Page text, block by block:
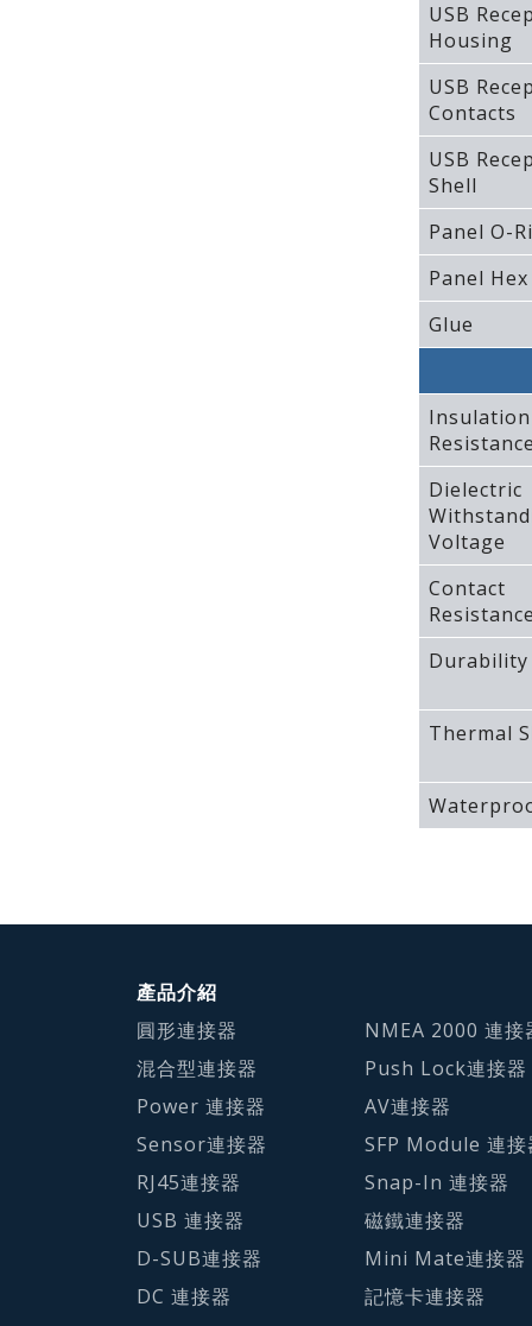
USB
Housing
USB
Contacts
USB
Shell
Panel O-
Panel
Glue
Insulation
Resistance
Dielectric
Voltage
Contact
Resistance
Durability
Thermal
產品介紹
圓形連接器
混合型連接器
Power 連接器
Sensor連接器
RJ45連接器
USB 連接器
D-SUB連接器
DC 連接器
NMEA 2000 連接
Push Lock連接器
AV連接器
SFP Module 連接
Snap-In 連接器
磁鐵連接器
Mini Mate連接器
記憶卡連接器